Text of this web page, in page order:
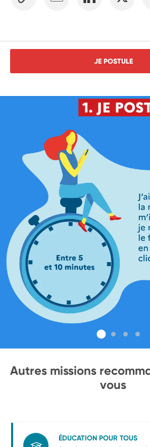
JE POSTULE
Autres missions
vous
ÉDUCATION POUR TOUS